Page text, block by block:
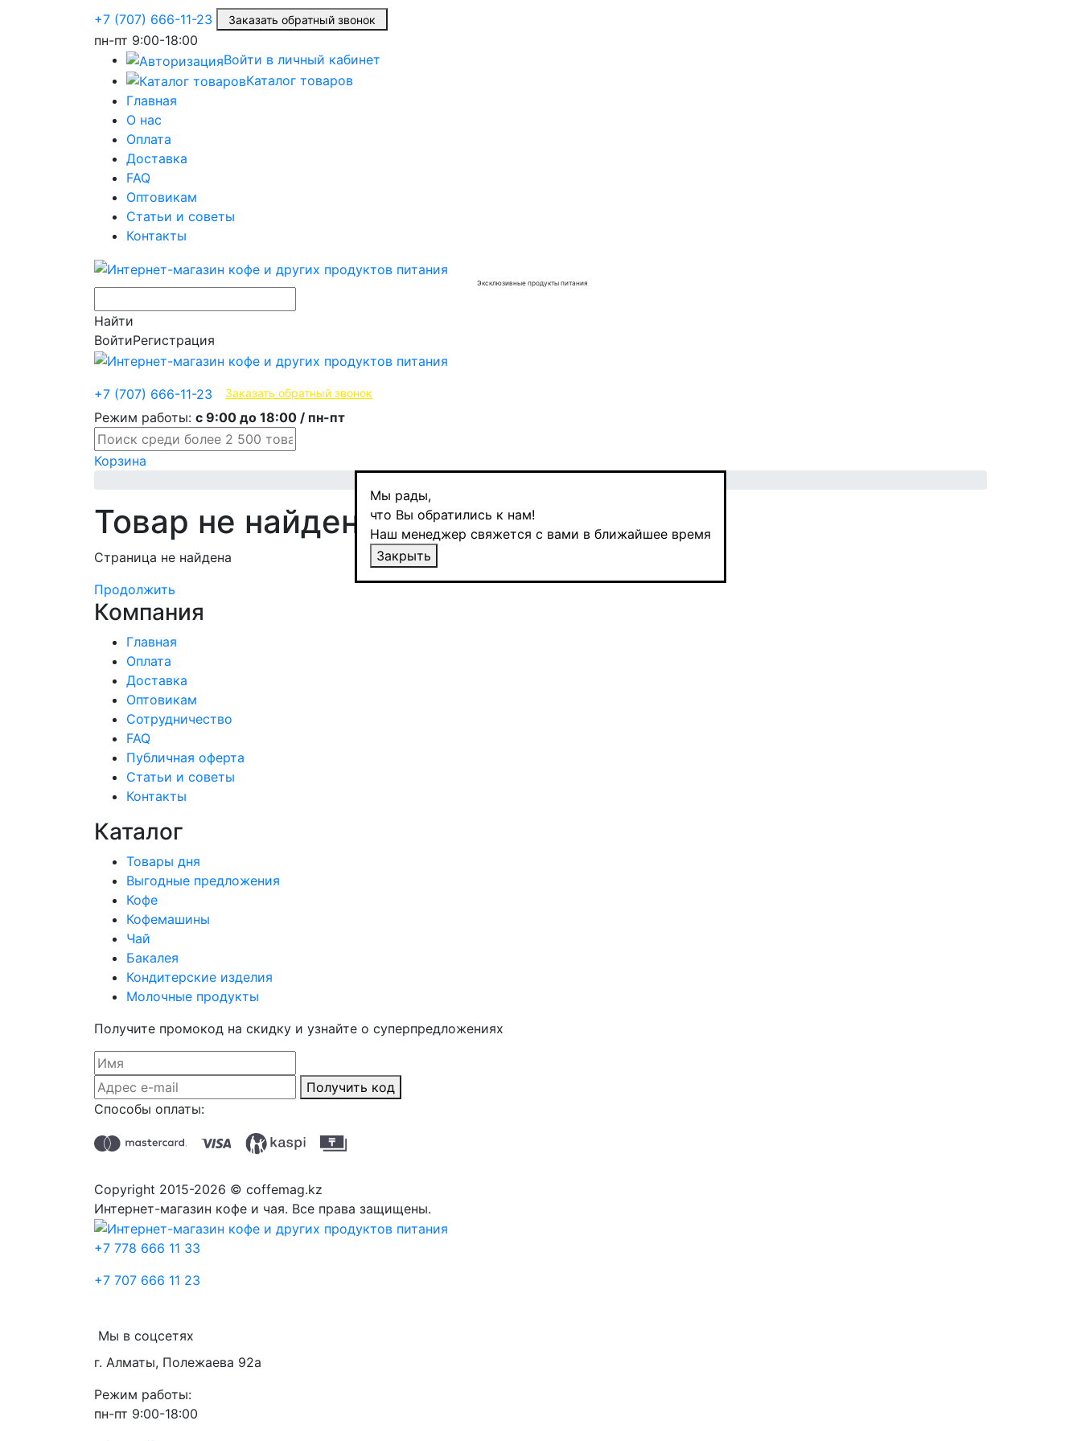
+7 (707) 666-11-23 Заказать обратный звонок
пн-пт 9:00-18:00
Войти в личный кабинет
Каталог товаров
Главная
О нас
Оплата
Доставка
FAQ
Оптовикам
Статьи и советы
Контакты
Эксклюзивные продукты питания
Найти
ВойтиРегистрация
+7 (707) 666-11-23 Заказать обратный звонок
Режим работы: с 9:00 до 18:00 / пн-пт
Корзина
Мы рады,
что Вы обратились к нам!
Наш менеджер свяжется с вами в ближайшее время
Закрыть
Товар не найден!
Страница не найдена
Продолжить
Компания
Главная
Оплата
Доставка
Оптовикам
Сотрудничество
FAQ
Публичная оферта
Статьи и советы
Контакты
Каталог
Товары дня
Выгодные предложения
Кофе
Кофемашины
Чай
Бакалея
Кондитерские изделия
Молочные продукты
Получите промокод на скидку и узнайте о суперпредложениях
Получить код
Способы оплаты:
Copyright 2015-2026 © coffemag.kz
Интернет-магазин кофе и чая. Все права защищены.
+7 778 666 11 33
+7 707 666 11 23
Мы в соцсетях
г. Алматы, Полежаева 92а
Режим работы:
пн-пт 9:00-18:00